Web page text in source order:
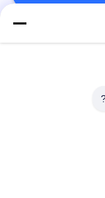
بدون تعقيد